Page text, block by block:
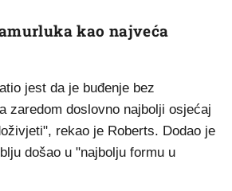
kao najveća
jest da je buđenje bez
zaredom doslovno najbolji osjećaj
rekao je Roberts. Dodao je
došao u "najbolju formu u